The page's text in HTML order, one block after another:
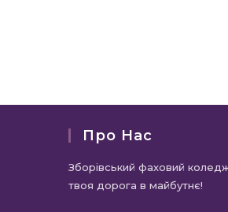
Про Нас
Зборівський фаховий
твоя дорога в майбутнє!